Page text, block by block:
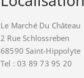
Le Marché Du Château
2 Rue Schlossreben
68590 Saint-Hippolyte
Tel : 03 89 73 95 20